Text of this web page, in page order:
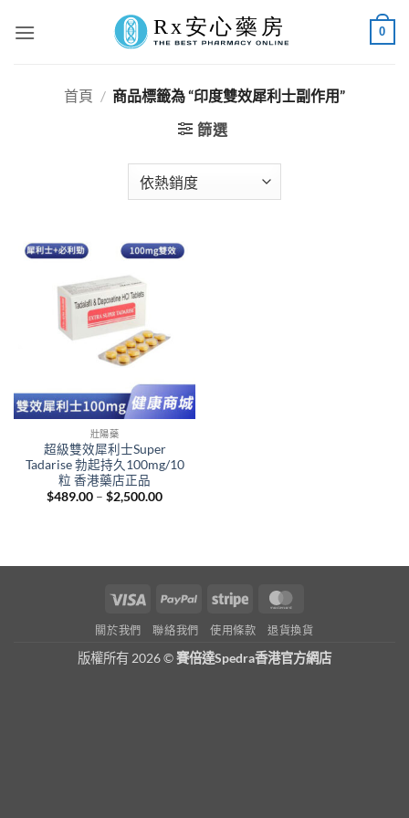
0
首頁 / 商品標籤為 “印度雙效犀利士副作用”
篩選
壯陽藥
超級雙效犀利士Super
Tadarise 勃起持久100mg/10
粒 香港藥店正品
$489.00 – $2,500.00Price
Visa PayPal Stripe
關於我們 聯絡我們 使用條款 退貨換貨
版權所有 2026 ©賽倍達Spedra香港官方網店